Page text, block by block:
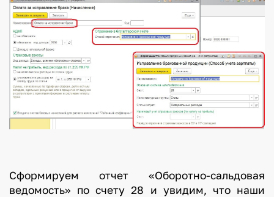
Сформируем отчет «Оборотно-сальдовая
ведомость» по счету 28 и увидим, что наши